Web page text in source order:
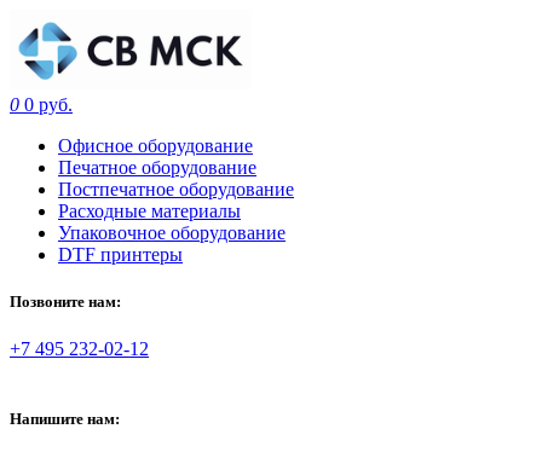
0 0 руб.
Офисное оборудование
Печатное оборудование
Постпечатное оборудование
Расходные материалы
Упаковочное оборудование
DTF принтеры
Позвоните нам:
+7 495 232-02-12
Напишите нам: